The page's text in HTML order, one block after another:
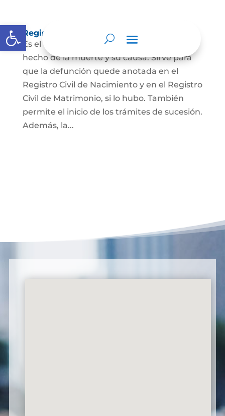
Abrir barra de herramientas
Registro Civil de Defunción
Es el documento público que prueba el
hecho de la muerte y su causa. Sirve para
que la defunción quede anotada en el
Registro Civil de Nacimiento y en el Registro
Civil de Matrimonio, si lo hubo. También
permite el inicio de los trámites de sucesión.
Además, la...